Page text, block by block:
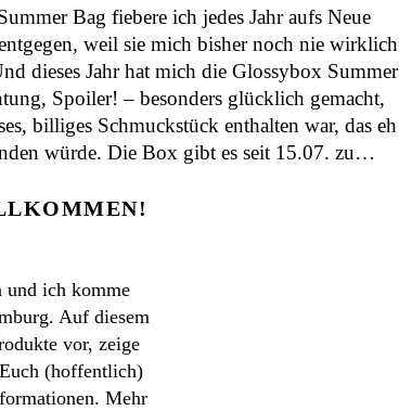
Bag fiebere ich jedes Jahr aufs Neue
weil sie mich bisher noch nie wirklich
dieses Jahr hat mich die Glossybox Summer
Spoiler! – besonders glücklich gemacht,
billiges Schmuckstück enthalten war, das eh
würde. Die Box gibt es seit 15.07. zu…
ich komme
Auf diesem
vor, zeige
(hoffentlich)
Mehr